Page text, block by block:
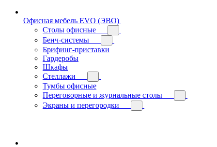
Офисная мебель EVO (ЭВО)
Cтолы офисные
Бенч-системы
Брифинг-приставки
Гардеробы
Шкафы
Стеллажи
Тумбы офисные
Переговорные и журнальные столы
Экраны и перегородки